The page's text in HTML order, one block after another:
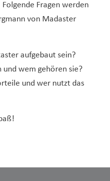
Fragen werden
von Madaster
aufgebaut sein?
wem gehören sie?
und wer nutzt das